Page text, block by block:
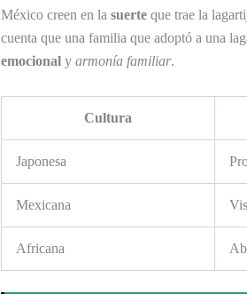
México creen en la suerte que trae la
cuenta que una familia que adoptó a una
emocional y armonía familiar.
Cultura
Japonesa
Mexicana
Africana